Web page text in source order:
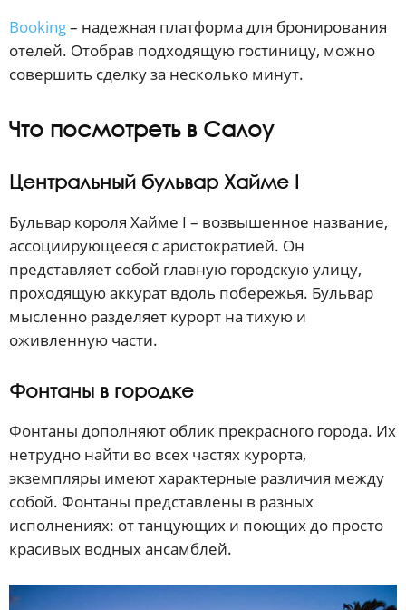
Booking– надежная платформа для бронирования
отелей. Отобрав подходящую гостиницу, можно
совершить сделку за несколько минут.
Что посмотреть в Салоу
Центральный бульвар Хайме I
Бульвар короля Хайме I – возвышенное название,
ассоциирующееся с аристократией. Он
представляет собой главную городскую улицу,
проходящую аккурат вдоль побережья. Бульвар
мысленно разделяет курорт на тихую и
оживленную части.
Фонтаны в городке
Фонтаны дополняют облик прекрасного города. Их
нетрудно найти во всех частях курорта,
экземпляры имеют характерные различия между
собой. Фонтаны представлены в разных
исполнениях: от танцующих и поющих до просто
красивых водных ансамблей.